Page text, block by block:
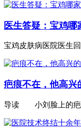
医生答疑：宝鸡哪
宝鸡皮肤病医院医生
疤痕不在，他高兴
导读 小刘脸上的疤